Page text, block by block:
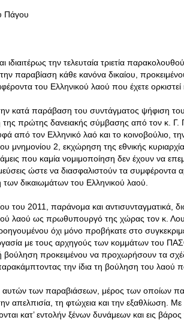
Πάγου
ιδιαιτέρως την τελευταία τριετία
παραβίαση κάθε κανόνα δικαίου,
του Ελληνικού λαού που έχετε ορκιστεί
κατά παράβαση του συντάγματος ψήφιση
πρώτης δανειακής σύμβασης από τον κ. Γ.
από τον Ελληνικό λαό και το κοινοβούλιο,
μνημονίου 2, εκχώρηση της εθνικής
που καμία νομιμοποίηση δεν έχουν να
ώστε να διασφαλιστούν τα συμφέροντα
δικαιωμάτων του Ελληνικού λαού.
του 2011, παράνομα και αντισυνταγματικά,
λαού ως πρωθυπουργό της χώρας τον κ .
όχι μόνο προβήκατε στο
με τους αρχηγούς των κομμάτων του
βούληση προκειμένου να προχωρήσουν τα
την ίδια τη βούληση του λαού
των παραβιάσεων, μέρος των οποίων
απελπισία, τη φτώχεια και την
κατ’ εντολήν ξένων δυνάμεων και εις